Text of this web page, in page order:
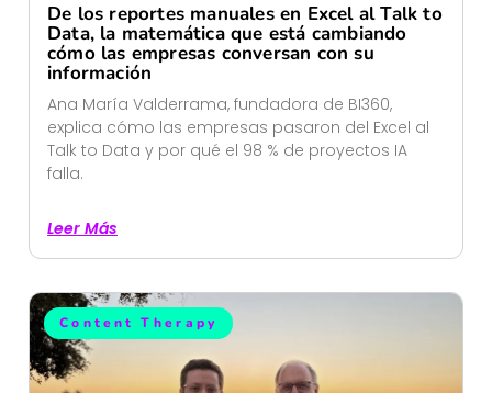
De los reportes manuales en Excel al Talk to
Data, la matemática que está cambiando
cómo las empresas conversan con su
información
Ana María Valderrama, fundadora de BI360,
explica cómo las empresas pasaron del Excel al
Talk to Data y por qué el 98 % de proyectos IA
falla.
Leer Más
Content Therapy